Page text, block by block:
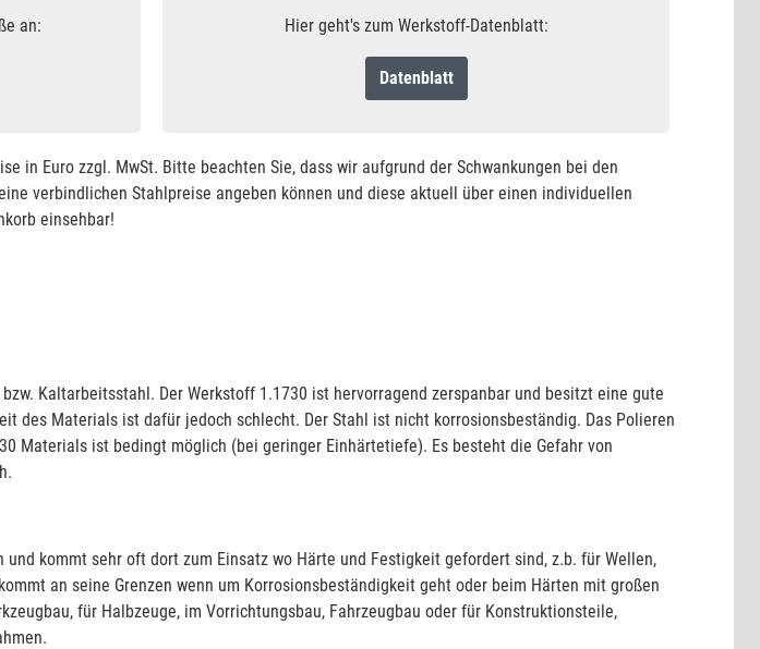
an: Hier geht's zum Werkstoff-Datenblatt:
Datenblatt
in Euro zzgl. MwSt. Bitte beachten Sie, dass wir aufgrund der Schwankungen bei den
verbindlichen Stahlpreise angeben können und diese aktuell über einen individuellen
einsehbar!
Kaltarbeitsstahl. Der Werkstoff 1.1730 ist hervorragend zerspanbar und besitzt eine gute
des Materials ist dafür jedoch schlecht. Der Stahl ist nicht korrosionsbeständig. Das Polieren
Materials ist bedingt möglich (bei geringer Einhärtetiefe). Es besteht die Gefahr von
kommt sehr oft dort zum Einsatz wo Härte und Festigkeit gefordert sind, z.b. für Wellen,
an seine Grenzen wenn um Korrosionsbeständigkeit geht oder beim Härten mit großen
für Halbzeuge, im Vorrichtungsbau, Fahrzeugbau oder für Konstruktionsteile,